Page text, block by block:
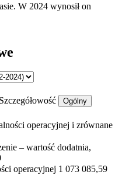
W 2024 wynosił on
Szczegółowość
Ogólny
operacyjnej i zrównane
– wartość dodatnia,
operacyjnej 1 073 085,59